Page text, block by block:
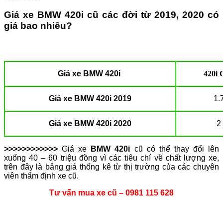
Giá xe BMW 420i cũ các đời từ 2019, 2020 có
giá bao nhiêu?
Giá xe BMW 420i 420i
Giá xe BMW 420i 2019
Giá xe BMW 420i 2020 2
>>>>>>>>>>>> Giá xe BMW 420i cũ có thể thay đổi lên
xuống 40 – 60 triệu đồng vì các tiêu chí về chất lượng xe,
trên đây là bảng giá thống kê từ thị trường của các chuyên
viên thẩm định xe cũ.
Tư vấn mua xe cũ – 0981 115 628